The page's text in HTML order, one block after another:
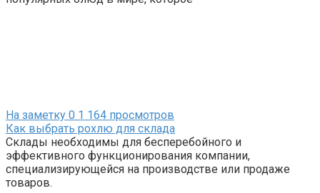
На заметку 0 1 164 просмотров
Как выбрать рохлю для склада
Склады необходимы для бесперебойного и
эффективного функционирования компании,
специализирующейся на производстве или продаже
товаров.